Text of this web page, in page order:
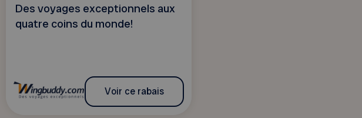
Des voyages exceptionnels aux
quatre coins du monde!
Voir ce rabais